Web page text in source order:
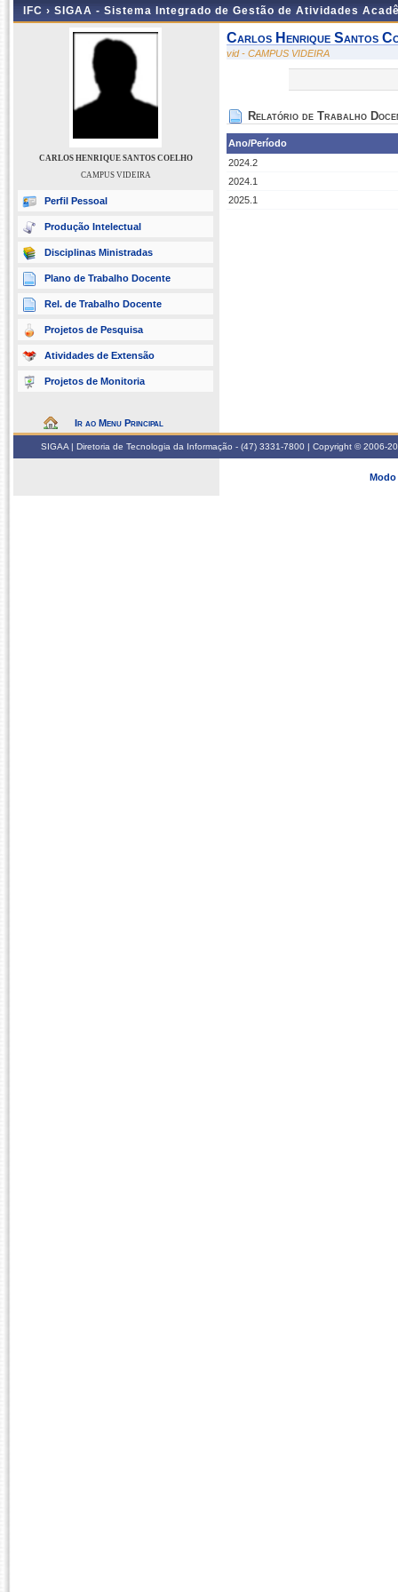
IFC › SIGAA - Sistema Integrado de Gestão de Atividades
CARLOS HENRIQUE SANTOS COELHO
CAMPUS VIDEIRA
Perfil Pessoal
Produção Intelectual
Disciplinas Ministradas
Plano de Trabalho Docente
Rel. de Trabalho Docente
Projetos de Pesquisa
Atividades de Extensão
Projetos de Monitoria
Ir ao Menu Principal
Carlos Henrique Santos
vid - CAMPUS VIDEIRA
Relatório de Trabalho
Ano/Período
2024.2
2024.1
2025.1
SIGAA | Diretoria de Tecnologia da Informação - (47) 3331-7800 | Copyright © 2006-
Modo